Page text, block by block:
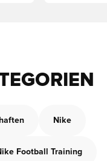
Nike
Football Training